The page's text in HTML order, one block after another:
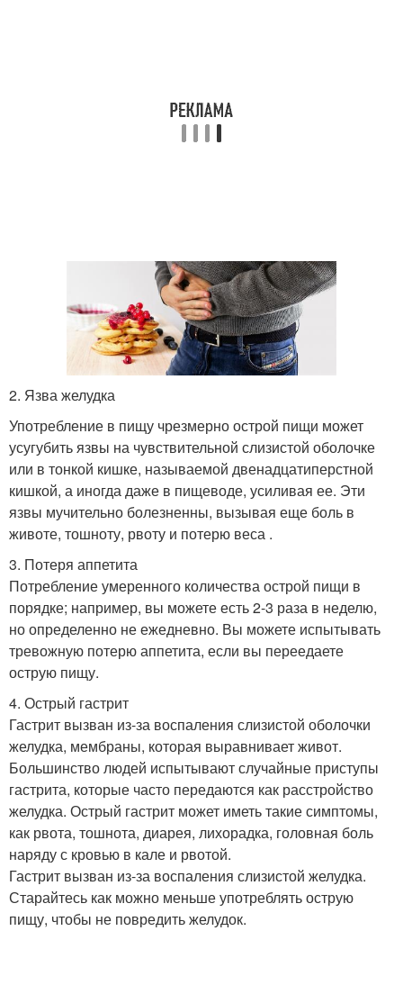
2. Язва желудка
Употребление в пищу чрезмерно острой пищи может
усугубить язвы на чувствительной слизистой оболочке
или в тонкой кишке, называемой двенадцатиперстной
кишкой, а иногда даже в пищеводе, усиливая ее. Эти
язвы мучительно болезненны, вызывая еще боль в
животе, тошноту, рвоту и потерю веса .
3. Потеря аппетита
Потребление умеренного количества острой пищи в
порядке; например, вы можете есть 2-3 раза в неделю,
но определенно не ежедневно. Вы можете испытывать
тревожную потерю аппетита, если вы переедаете
острую пищу.
4. Острый гастрит
Гастрит вызван из-за воспаления слизистой оболочки
желудка, мембраны, которая выравнивает живот.
Большинство людей испытывают случайные приступы
гастрита, которые часто передаются как расстройство
желудка. Острый гастрит может иметь такие симптомы,
как рвота, тошнота, диарея, лихорадка, головная боль
наряду с кровью в кале и рвотой.
Гастрит вызван из-за воспаления слизистой желудка.
Старайтесь как можно меньше употреблять острую
пищу, чтобы не повредить желудок.